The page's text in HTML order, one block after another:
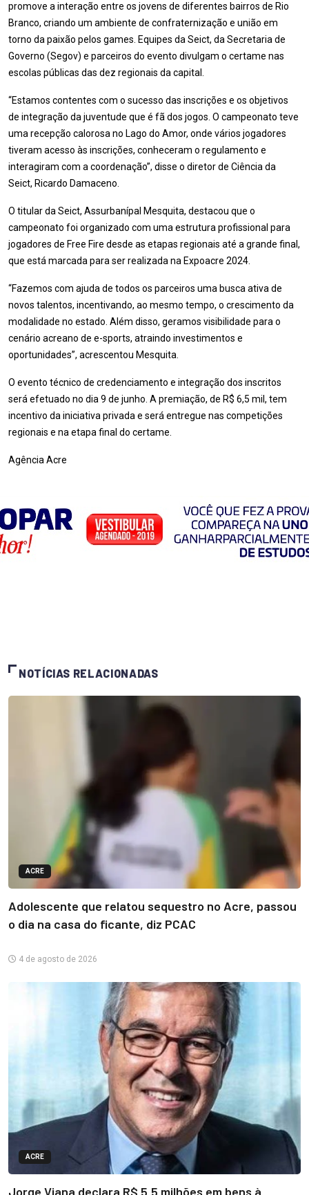
promove a interação entre os jovens de diferentes bairros de Rio
Branco, criando um ambiente de confraternização e união em
torno da paixão pelos games. Equipes da Seict, da Secretaria de
Governo (Segov) e parceiros do evento divulgam o certame nas
escolas públicas das dez regionais da capital.
“Estamos contentes com o sucesso das inscrições e os objetivos
de integração da juventude que é fã dos jogos. O campeonato teve
uma recepção calorosa no Lago do Amor, onde vários jogadores
tiveram acesso às inscrições, conheceram o regulamento e
interagiram com a coordenação”, disse o diretor de Ciência da
Seict, Ricardo Damaceno.
O titular da Seict, Assurbanípal Mesquita, destacou que o
campeonato foi organizado com uma estrutura profissional para
jogadores de Free Fire desde as etapas regionais até a grande final,
que está marcada para ser realizada na Expoacre 2024.
“Fazemos com ajuda de todos os parceiros uma busca ativa de
novos talentos, incentivando, ao mesmo tempo, o crescimento da
modalidade no estado. Além disso, geramos visibilidade para o
cenário acreano de e-sports, atraindo investimentos e
oportunidades”, acrescentou Mesquita.
O evento técnico de credenciamento e integração dos inscritos
será efetuado no dia 9 de junho. A premiação, de R$ 6,5 mil, tem
incentivo da iniciativa privada e será entregue nas competições
regionais e na etapa final do certame.
Agência Acre
NOTÍCIAS RELACIONADAS
ACRE
Adolescente que relatou sequestro no Acre, passou
o dia na casa do ficante, diz PCAC
4 de agosto de 2026
ACRE
Jorge Viana declara R$ 5,5 milhões em bens à